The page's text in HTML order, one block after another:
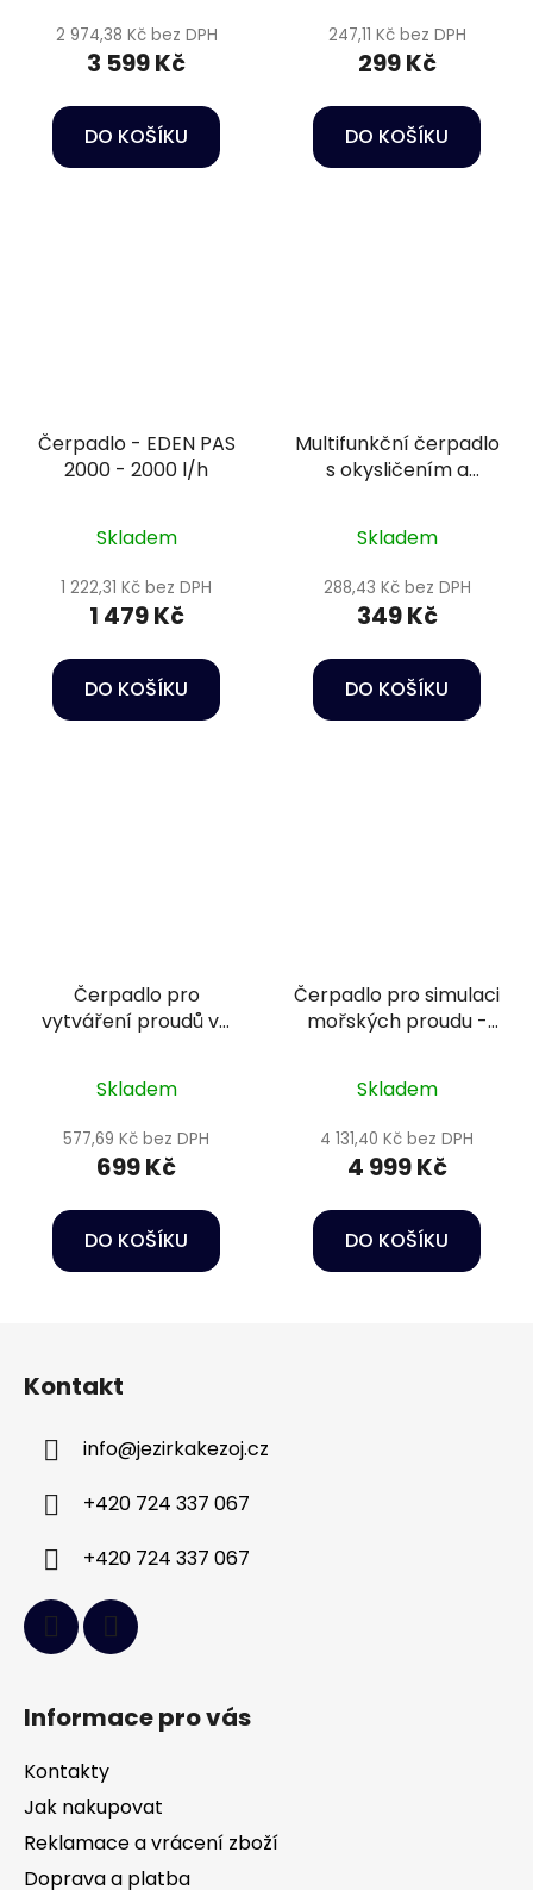
2 974,38 Kč bez DPH
3 599 Kč
DO KOŠÍKU
247,11 Kč bez DPH
299 Kč
DO KOŠÍKU
Čerpadlo - EDEN PAS
2000 - 2000 l/h
Skladem
1 222,31 Kč bez DPH
1 479 Kč
DO KOŠÍKU
Multifunkční čerpadlo
s okysličením a
Skladem
288,43 Kč bez DPH
349 Kč
DO KOŠÍKU
Čerpadlo pro
vytváření proudů ve
2000
Skladem
577,69 Kč bez DPH
699 Kč
DO KOŠÍKU
Čerpadlo pro simulaci
mořských proudu -
Skladem
4 131,40 Kč bez DPH
4 999 Kč
DO KOŠÍKU
Kontakt
info@jezirkakezoj.cz
+420 724 337 067
+420 724 337 067
Informace pro vás
Kontakty
Jak nakupovat
Reklamace a vrácení zboží
Doprava a platba